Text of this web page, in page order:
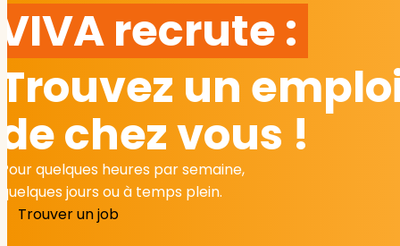
recrute :
Trouvez un
de chez vous !
Pour quelques heures par semaine,
quelques jours ou à temps plein.
Trouver un job